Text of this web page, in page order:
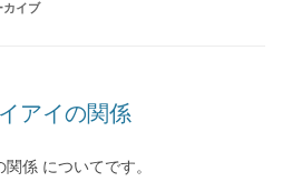
カイブ
アイの関係
係 についてです。